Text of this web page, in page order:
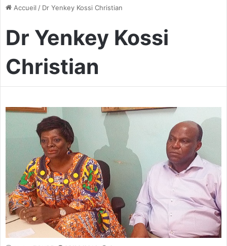
Accueil / Dr Yenkey Kossi Christian
Dr Yenkey Kossi
Christian